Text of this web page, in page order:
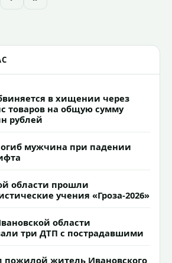
в хищении через
товаров на общую сумму
рублей
мужчина при падении
области прошли
учения «Гроза-2026»
области
три ДТП с пострадавшими
пожилой житель Ивановского